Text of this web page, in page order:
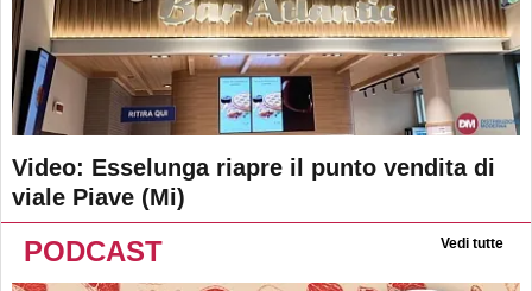
Video: Esselunga riapre il punto vendita di
viale Piave (Mi)
PODCAST Vedi tutte